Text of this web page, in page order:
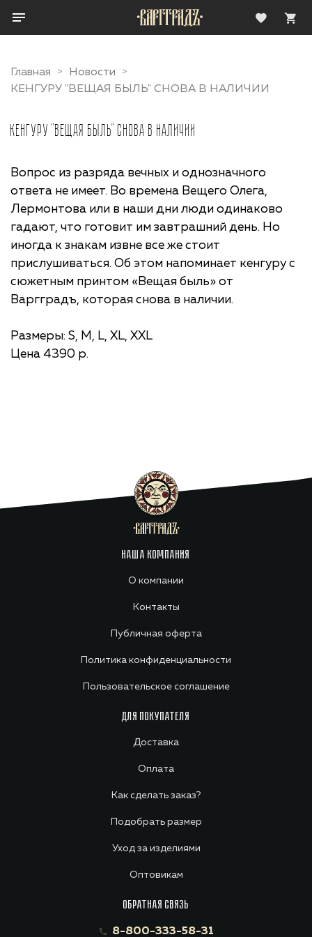
Главная
Новости
КЕНГУРУ "ВЕЩАЯ БЫЛЬ" СНОВА В НАЛИЧИИ
КЕНГУРУ "ВЕЩАЯ БЫЛЬ" СНОВА В НАЛИЧИИ
Вопрос из разряда вечных и однозначного
ответа не имеет. Во времена Вещего Олега,
Лермонтова или в наши дни люди одинаково
гадают, что готовит им завтрашний день. Но
иногда к знакам извне все же стоит
прислушиваться. Об этом напоминает кенгуру с
сюжетным принтом «Вещая быль» от
Варгградъ, которая снова в наличии.
Размеры: S, M, L, ХL, ХХL
Цена 4390 р.
НАША КОМПАНИЯ
О компании
Контакты
Публичная оферта
Политика конфиденциальности
Пользовательское соглашение
ДЛЯ ПОКУПАТЕЛЯ
Доставка
Оплата
Как сделать заказ?
Подобрать размер
Уход за изделиями
Оптовикам
ОБРАТНАЯ СВЯЗЬ
8-800-333-58-31